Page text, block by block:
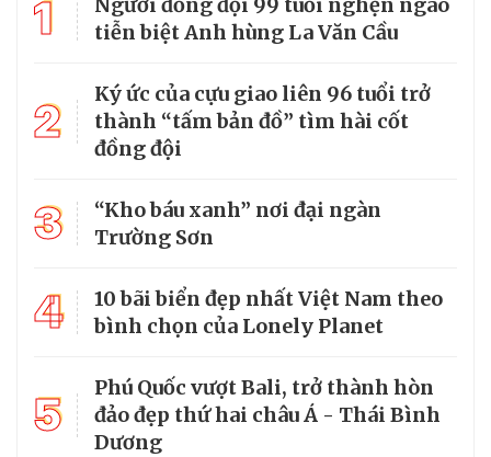
1
tiễn biệt Anh hùng La Văn Cầu
2
Ký ức của cựu giao liên 96 tuổi trở
thành “tấm bản đồ” tìm hài cốt
đồng đội
3
“Kho báu xanh” nơi đại ngàn
Trường Sơn
4
10 bãi biển đẹp nhất Việt Nam theo
bình chọn của Lonely Planet
5
Phú Quốc vượt Bali, trở thành hòn
đảo đẹp thứ hai châu Á - Thái Bình
Dương